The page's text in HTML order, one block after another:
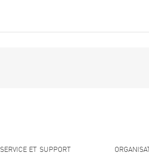
SERVICE ET SUPPORT